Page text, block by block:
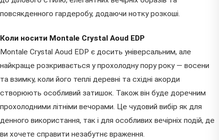
повсякденного гардеробу, додаючи нотку розкоші.
Коли носити Montale Crystal Aoud EDP
Montale Crystal Aoud EDP є досить універсальним, але
найкраще розкривається у прохолодну пору року — восени
та взимку, коли його теплі деревні та східні акорди
створюють особливий затишок. Також він буде доречним
прохолодними літніми вечорами. Це чудовий вибір як для
денного використання, так і для особливих вечірніх подій, де
ви хочете справити незабутнє враження.